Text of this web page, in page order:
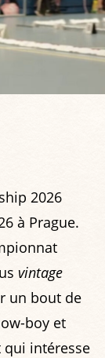
2026
à Prague.
vintage
un bout de
boy et
qui intéresse